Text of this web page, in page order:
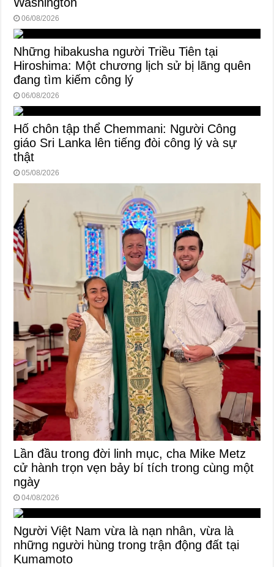
06/08/2026
Những hibakusha người Triều Tiên tại
Hiroshima: Một chương lịch sử bị lãng quên
đang tìm kiếm công lý
06/08/2026
Hố chôn tập thể Chemmani: Người Công
giáo Sri Lanka lên tiếng đòi công lý và sự
thật
05/08/2026
Lần đầu trong đời linh mục, cha Mike Metz
cử hành trọn vẹn bảy bí tích trong cùng một
ngày
04/08/2026
Người Việt Nam vừa là nạn nhân, vừa là
những người hùng trong trận động đất tại
Kumamoto